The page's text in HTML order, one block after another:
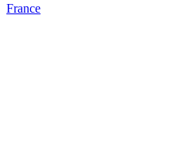
France